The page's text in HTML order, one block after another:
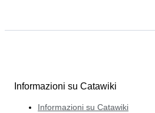
Informazioni su Catawiki
Informazioni su Catawiki